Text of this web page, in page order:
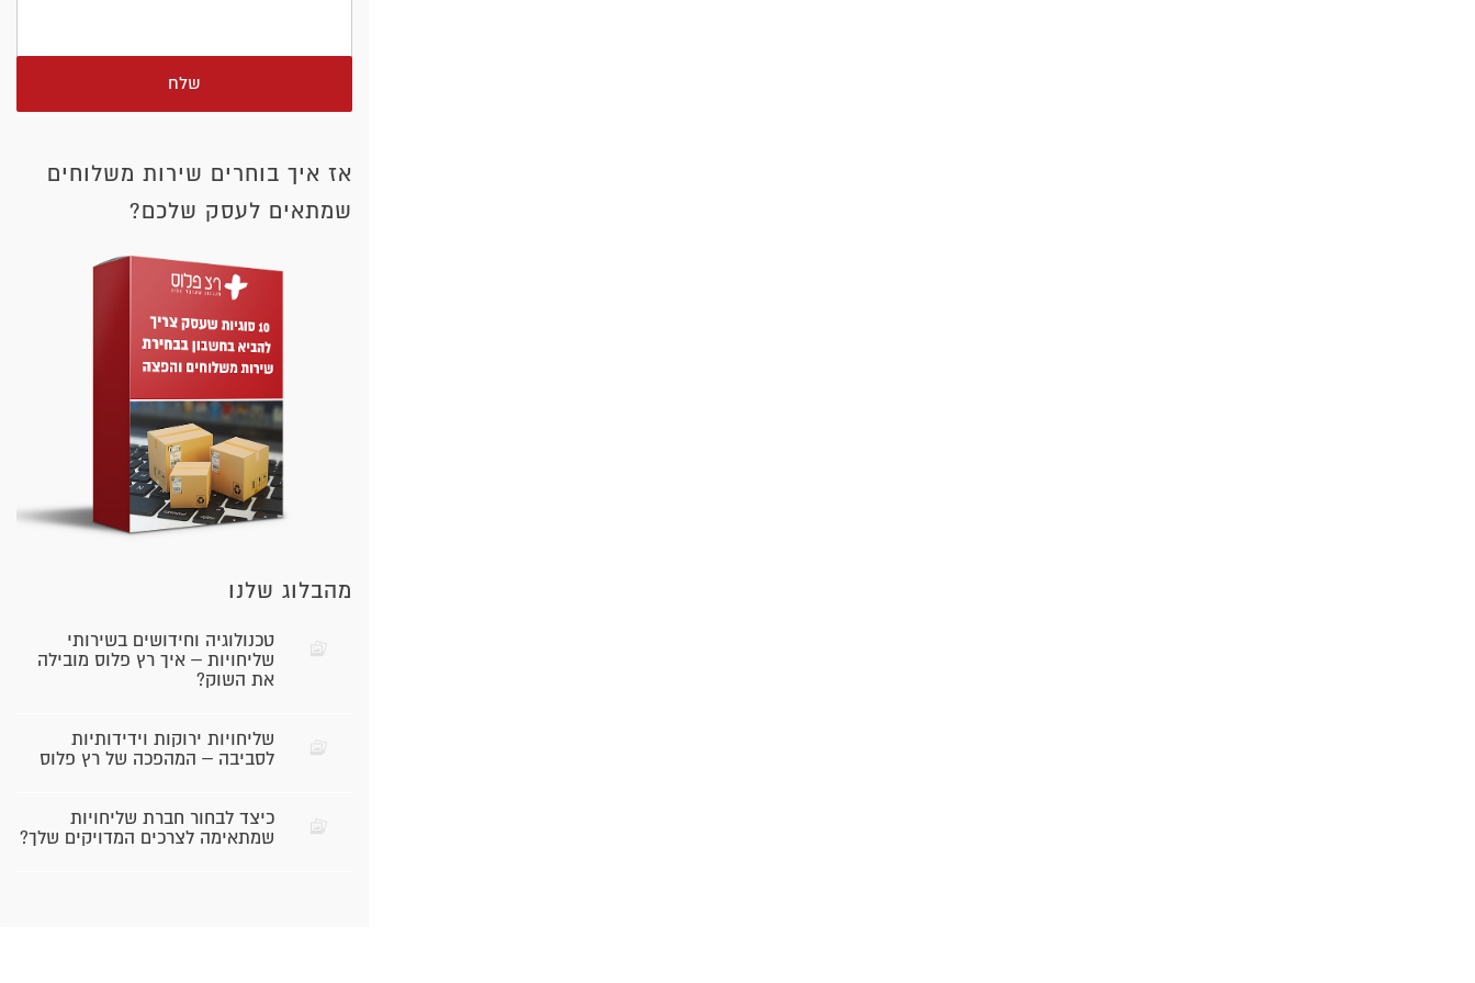
שלח
אז איך בוחרים שירות משלוחים
שמתאים לעסק שלכם?
מהבלוג שלנו
טכנולוגיה וחידושים בשירותי
שליחויות – איך רץ פלוס מובילה
את השוק?
שליחויות ירוקות וידידותיות
לסביבה – המהפכה של רץ פלוס
כיצד לבחור חברת שליחויות
שמתאימה לצרכים המדויקים שלך?